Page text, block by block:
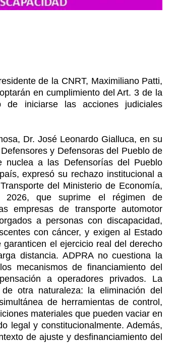
de la CNRT, Maximiliano Patti,
en cumplimiento del Art. 3 de la
de iniciarse las acciones judiciales
Dr. José Leonardo Gialluca, en su
y Defensoras del Pueblo de
nuclea a las Defensorías del Pueblo
expresó su rechazo institucional a
del Ministerio de Economía,
que suprime el régimen de
empresas de transporte automotor
a personas con discapacidad,
con cáncer, y exigen al Estado
el ejercicio real del derecho
distancia. ADPRA no cuestiona la
mecanismos de financiamiento del
a operadores privados. La
otra naturaleza: la eliminación del
de herramientas de control,
materiales que pueden vaciar en
legal y constitucionalmente. Además,
de ajuste y desfinanciamiento del